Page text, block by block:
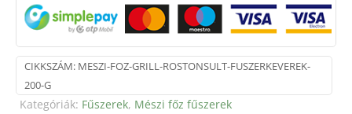
200
g
mennyiség
CIKKSZÁM: MESZI-FOZ-GRILL-ROSTONSULT-FUSZERKEVEREK-
200-G
Kategóriák: Fűszerek, Mészi főz fűszerek